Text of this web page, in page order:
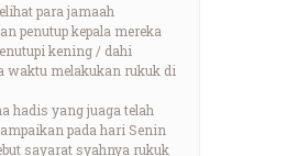
para jamaah
penutup kepala mereka
kening / dahi
waktu melakukan rukuk di
hadis yang juaga telah
pada hari Senin
sayarat syahnya rukuk